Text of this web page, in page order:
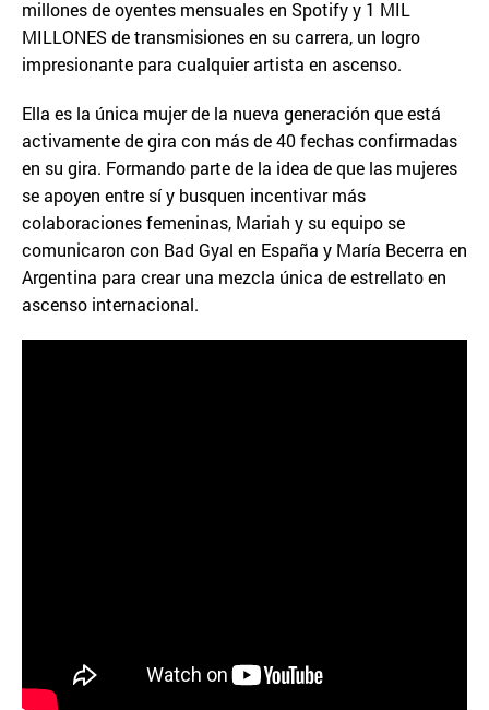
millones de oyentes mensuales en Spotify y 1 MIL
MILLONES de transmisiones en su carrera, un logro
impresionante para cualquier artista en ascenso.
Ella es la única mujer de la nueva generación que está
activamente de gira con más de 40 fechas confirmadas
en su gira. Formando parte de la idea de que las mujeres
se apoyen entre sí y busquen incentivar más
colaboraciones femeninas, Mariah y su equipo se
comunicaron con Bad Gyal en España y María Becerra en
Argentina para crear una mezcla única de estrellato en
ascenso internacional.